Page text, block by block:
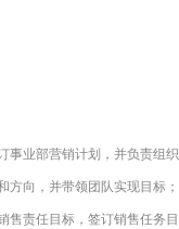
业部营销计划，并负责组织
向，并带领团队实现目标；
责任目标，签订销售任务目